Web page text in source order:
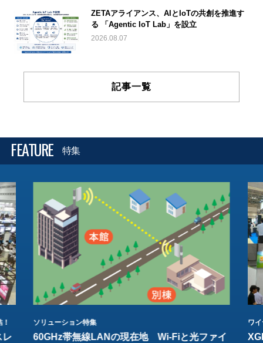
ZETAアライアンス、AIとIoTの共創を推進す
る 「Agentic IoT Lab」を設立
2026.08.07
記事一覧
FEATURE 特集
レ
ソリューション特集
60GHz帯無線LANの現在地 Wi-Fiと光ファイ
ワ